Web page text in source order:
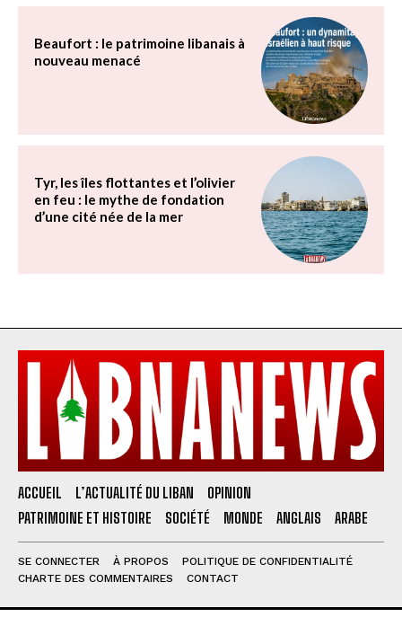
Beaufort : le patrimoine libanais à
nouveau menacé
Tyr, les îles flottantes et l’olivier
en feu : le mythe de fondation
d’une cité née de la mer
ACCUEIL L’ACTUALITÉ DU LIBAN
OPINION
PATRIMOINE ET HISTOIRE
SOCIÉTÉ MONDE ANGLAIS ARABE
SE CONNECTER À PROPOS
POLITIQUE DE CONFIDENTIALITÉ
CHARTE DES COMMENTAIRES
CONTACT